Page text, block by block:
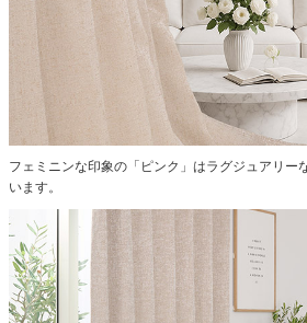
フェミニンな印象の「ピンク」はラグジュアリー
います。